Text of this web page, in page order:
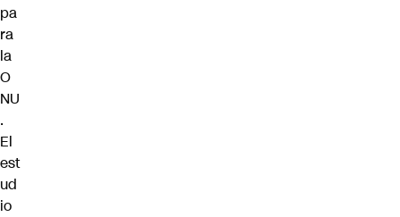
pa
ra
la
O
NU
.
El
est
ud
io